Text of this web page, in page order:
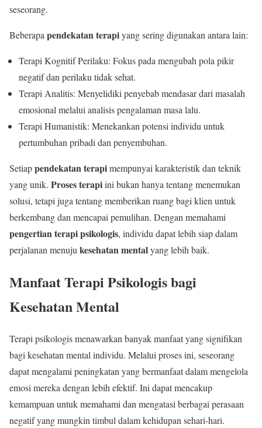
seseorang.
Beberapa pendekatan terapiyang sering digunakan antara lain:
Terapi Kognitif Perilaku: Fokus pada mengubah pola pikir
negatif dan perilaku tidak sehat.
Terapi Analitis: Menyelidiki penyebab mendasar dari masalah
emosional melalui analisis pengalaman masa lalu.
Terapi Humanistik: Menekankan potensi individu untuk
pertumbuhan pribadi dan penyembuhan.
Setiappendekatan terapimempunyai karakteristik dan teknik
yang unik. Proses terapiini bukan hanya tentang menemukan
solusi, tetapi juga tentang memberikan ruang bagi klien untuk
berkembang dan mencapai pemulihan. Dengan memahami
pengertian terapi psikologis, individu dapat lebih siap dalam
perjalanan menuju kesehatan mentalyang lebih baik.
Manfaat Terapi Psikologis bagi
Kesehatan Mental
Terapi psikologis menawarkan banyak manfaat yang signifikan
bagi kesehatan mental individu. Melalui proses ini, seseorang
dapat mengalami peningkatan yang bermanfaat dalam mengelola
emosi mereka dengan lebih efektif. Ini dapat mencakup
kemampuan untuk memahami dan mengatasi berbagai perasaan
negatif yang mungkin timbul dalam kehidupan sehari-hari.